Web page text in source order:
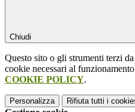
Chiudi
Questo sito o gli strumenti terzi
cookie necessari al
COOKIE POLICY.
Personalizza Rifiuta tutti i